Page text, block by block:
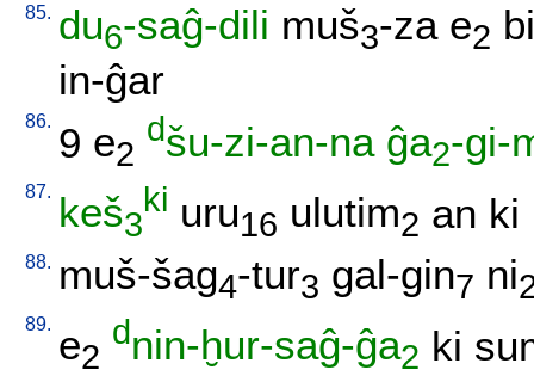
85. du6-saĝ-dili muš3-za e2 bi
in-ĝar
86. 9 e2
dšu-zi-an-na ĝa2-gi-
87. keš3
ki uru16 ulutim2 an ki
88. muš-šag4-tur3 gal-gin7 ni
89. e2
dnin-ḫur-saĝ-ĝa2 ki